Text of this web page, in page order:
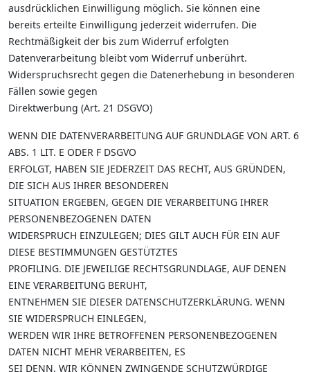
ausdrücklichen Einwilligung möglich. Sie können eine
bereits erteilte Einwilligung jederzeit widerrufen. Die
Rechtmäßigkeit der bis zum Widerruf erfolgten
Datenverarbeitung bleibt vom Widerruf unberührt.
Widerspruchsrecht gegen die Datenerhebung in besonderen
Fällen sowie gegen
Direktwerbung (Art. 21 DSGVO)
WENN DIE DATENVERARBEITUNG AUF GRUNDLAGE VON ART. 6
ABS. 1 LIT. E ODER F DSGVO
ERFOLGT, HABEN SIE JEDERZEIT DAS RECHT, AUS GRÜNDEN,
DIE SICH AUS IHRER BESONDEREN
SITUATION ERGEBEN, GEGEN DIE VERARBEITUNG IHRER
PERSONENBEZOGENEN DATEN
WIDERSPRUCH EINZULEGEN; DIES GILT AUCH FÜR EIN AUF
DIESE BESTIMMUNGEN GESTÜTZTES
PROFILING. DIE JEWEILIGE RECHTSGRUNDLAGE, AUF DENEN
EINE VERARBEITUNG BERUHT,
ENTNEHMEN SIE DIESER DATENSCHUTZERKLÄRUNG. WENN
SIE WIDERSPRUCH EINLEGEN,
WERDEN WIR IHRE BETROFFENEN PERSONENBEZOGENEN
DATEN NICHT MEHR VERARBEITEN, ES
SEI DENN, WIR KÖNNEN ZWINGENDE SCHUTZWÜRDIGE